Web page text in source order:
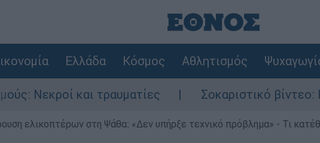
Ελλάδα Κόσμος Αθλητισμός
τραυματίες Σοκαριστικό βίντεο:
ελικοπτέρων στη Ψάθα: «Δεν υπήρξε τεχνικό πρόβλημα» - Τι